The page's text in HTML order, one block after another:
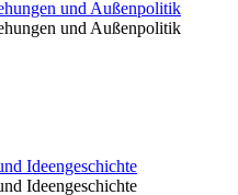
und Außenpolitik
und Außenpolitik
Ideengeschichte
Ideengeschichte